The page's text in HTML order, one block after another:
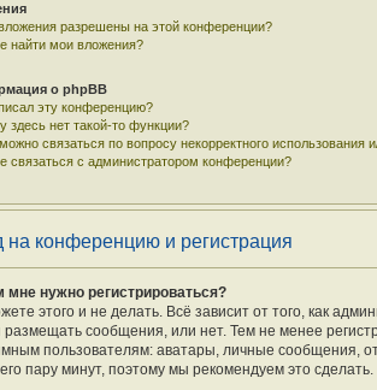
разрешены на этой конференции?
найти мои вложения?
о phpBB
эту конференцию?
здесь нет такой-то функции?
связаться по вопросу некорректного
связаться с администратором конференции?
на конференцию и регистрация
мне нужно регистрироваться?
этого и не делать. Всё зависит от того, как
размещать сообщения, или нет. Тем не менее
пользователям: аватары, личные сообщения,
пару минут, поэтому мы рекомендуем это сделать.